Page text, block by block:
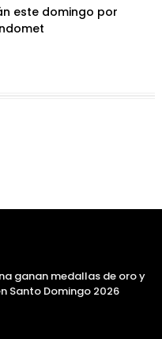
este domingo por
ganan medallas de oro y
Santo Domingo 2026